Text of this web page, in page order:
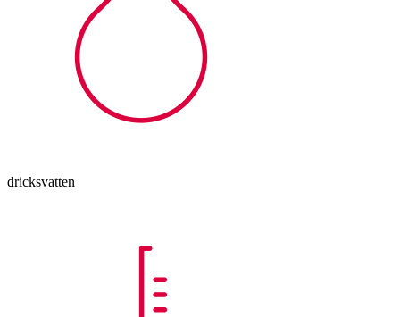
dricksvatten